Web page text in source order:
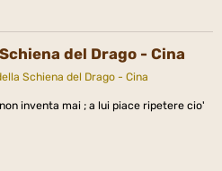
del Drago - Cina
inventa mai ; a lui piace ripetere cio'